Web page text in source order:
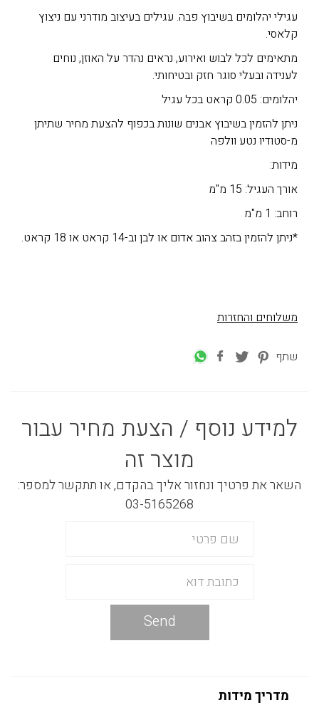
עגילי יהלומים בשיבוץ פבה. עגילים בעיצוב מודרני עם ניצוץ
קלאסי.
מתאימים לכל לבוש ואירוע, נראים נהדר על האוזן, נוחים
לענידה ובעלי סוגר חזק ובטיחותי.
יהלומים: 0.05 קראט בכל עגיל
ניתן להזמין בשיבוץ אבנים שונות בכפוף להצעת מחיר שתיתן
מ-סטודיו נטע וולפה
מידות:
אורך העגיל: 15 מ"מ
רוחב: 1 מ"מ
*ניתן להזמין בזהב צהוב אדום או לבן וב-14 קראט או 18 קראט.
משלוחים והחזרות
שתף
למידע נוסף / הצעת מחיר עבור
מוצר זה
השאר את פרטיך ונחזור אליך בהקדם, או תתקשר למספר:
03-5165268
Send
מדריך מידות